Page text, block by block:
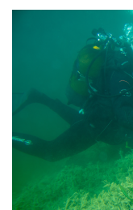
Documents utiles
Encadrement
Historique
Plouf
ECOLE DE PLONGEE
Formations
Jeune